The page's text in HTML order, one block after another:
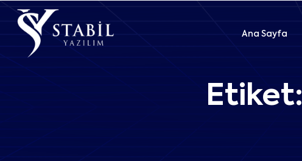
Ana Sayfa
Etiket: